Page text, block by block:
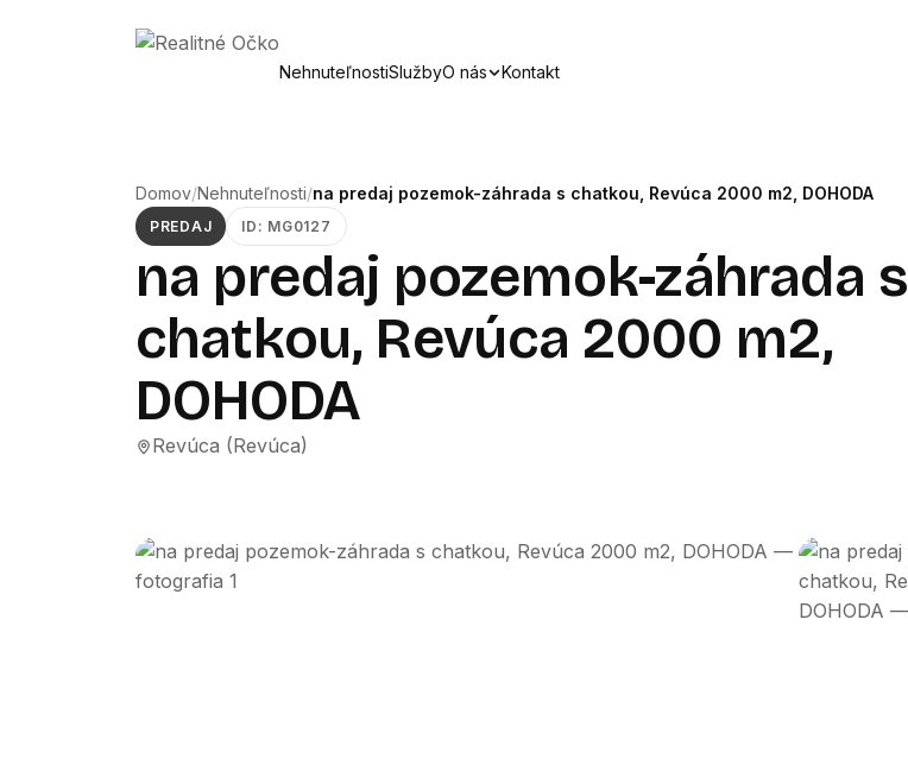
NehnuteľnostiSlužbyO nás Kontakt
Domov/Nehnuteľnosti/na predaj pozemok-záhrada s chatkou, Revúca 2000 m2, DOHODA
PREDAJ ID: MG0127
na predaj pozemok-záhrada s
chatkou, Revúca 2000 m2,
DOHODA
Revúca (Revúca)